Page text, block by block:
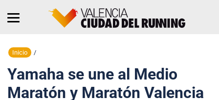
Inicio /
Yamaha se une al Medio
Maratón y Maratón Valencia